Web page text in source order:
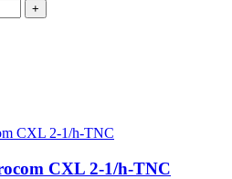
+
CXL 2-1/h-TNC